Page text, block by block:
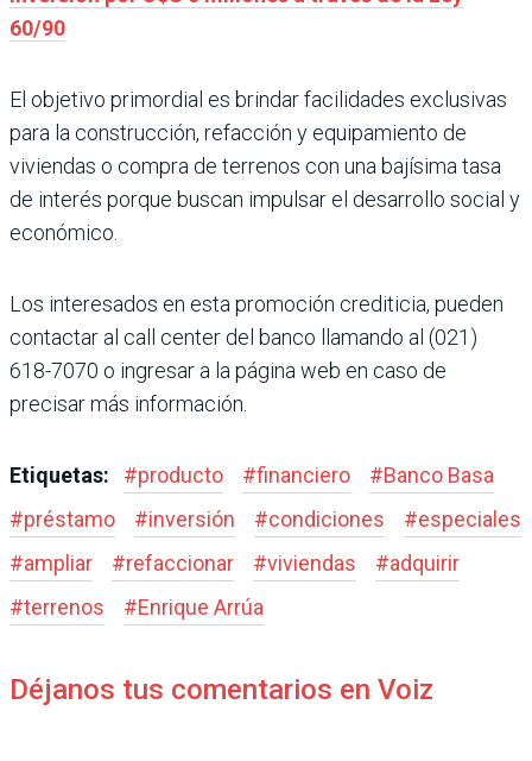
60/90
El objetivo primordial es brindar facilidades exclusivas
para la construcción, refacción y equipamiento de
viviendas o compra de terrenos con una bajísima tasa
de interés porque buscan impulsar el desarrollo social y
económico.
Los interesados en esta promoción crediticia, pueden
contactar al call center del banco llamando al (021)
618-7070 o ingresar a la página web en caso de
precisar más información.
Etiquetas: #producto #financiero #Banco Basa
#préstamo #inversión #condiciones #especiales
#ampliar #refaccionar #viviendas #adquirir
#terrenos #Enrique Arrúa
Déjanos tus comentarios en Voiz